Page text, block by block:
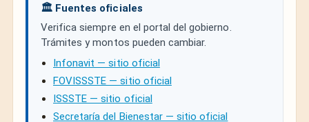
🏛️ Fuentes oficiales
Verifica siempre en el portal del gobierno.
Trámites y montos pueden cambiar.
Infonavit — sitio oficial
FOVISSSTE — sitio oficial
ISSSTE — sitio oficial
Secretaría del Bienestar — sitio oficial